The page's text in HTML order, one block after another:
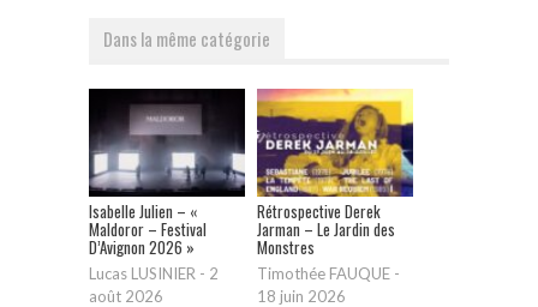
Dans la même catégorie
Isabelle Julien – «
Maldoror – Festival
D’Avignon 2026 »
Lucas LUSINIER - 2
août 2026
Rétrospective Derek
Jarman – Le Jardin des
Monstres
Timothée FAUQUE -
18 juin 2026